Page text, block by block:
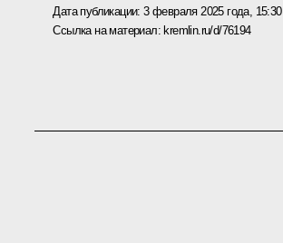
Дата публикации:3 февраля 2025 года, 15:30
Ссылка на материал: kremlin.ru/d/76194